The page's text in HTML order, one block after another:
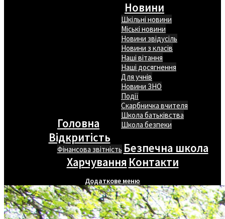
Головна
Новини
Шкільні новини
Міські новини
Новини звідусіль
Новини з класів
Наші вітання
Наші досягнення
Для учнів
Новини ЗНО
Події
Скарбничка вчителя
Школа батьківства
Школа безпеки
Відкритість
Фінансова звітність Безпечна школа
Харчування Контакти
Додаткове меню